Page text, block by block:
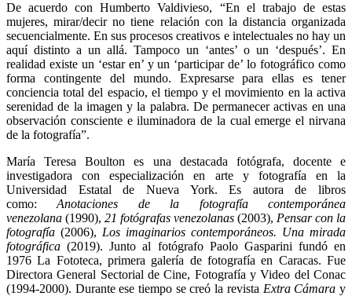
De acuerdo con Humberto Valdivieso, “En el trabajo de estas
mujeres, mirar/decir no tiene relación con la distancia organizada
secuencialmente. En sus procesos creativos e intelectuales no hay un
aquí distinto a un allá. Tampoco un ‘antes’ o un ‘después’. En
realidad existe un ‘estar en’ y un ‘participar de’ lo fotográfico como
forma contingente del mundo. Expresarse para ellas es tener
conciencia total del espacio, el tiempo y el movimiento en la activa
serenidad de la imagen y la palabra. De permanecer activas en una
observación consciente e iluminadora de la cual emerge el nirvana
de la fotografía”.
María Teresa Boulton es una destacada fotógrafa, docente e
investigadora con especialización en arte y fotografía en la
Universidad Estatal de Nueva York. Es autora de libros
como:Anotaciones de la fotografía contemporánea
venezolana (1990), 21 fotógrafas venezolanas (2003), Pensar con la
fotografía (2006), Los imaginarios contemporáneos. Una mirada
fotográfica (2019). Junto al fotógrafo Paolo Gasparini fundó en
1976 La Fototeca, primera galería de fotografía en Caracas. Fue
Directora General Sectorial de Cine, Fotografía y Video del Conac
(1994-2000). Durante ese tiempo se creó la revista Extra Cámara y